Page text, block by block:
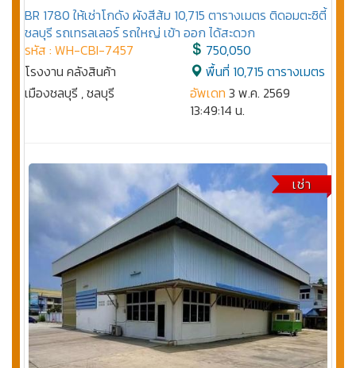
BR 1780 ให้เช่าโกดัง ผังสีส้ม 10,715 ตารางเมตร ติดอมตะซิตี้
ชลบุรี รถเทรลเลอร์ รถใหญ่ เข้า ออก ได้สะดวก
รหัส : WH-CBI-7457
โรงงาน คลังสินค้า
เมืองชลบุรี , ชลบุรี
750,050
พื้นที่ 10,715 ตารางเมตร
อัพเดท 3 พ.ค. 2569
13:49:14 น.
เช่า